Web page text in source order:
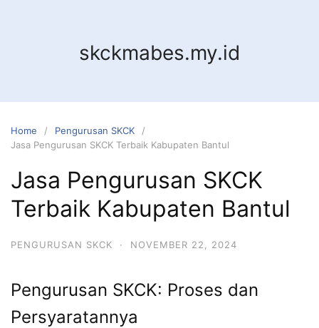
skckmabes.my.id
Home
Pengurusan SKCK
Jasa Pengurusan SKCK Terbaik Kabupaten Bantul
Jasa Pengurusan SKCK
Terbaik Kabupaten Bantul
PENGURUSAN SKCK · NOVEMBER 22, 2024
Pengurusan SKCK: Proses dan
Persyaratannya